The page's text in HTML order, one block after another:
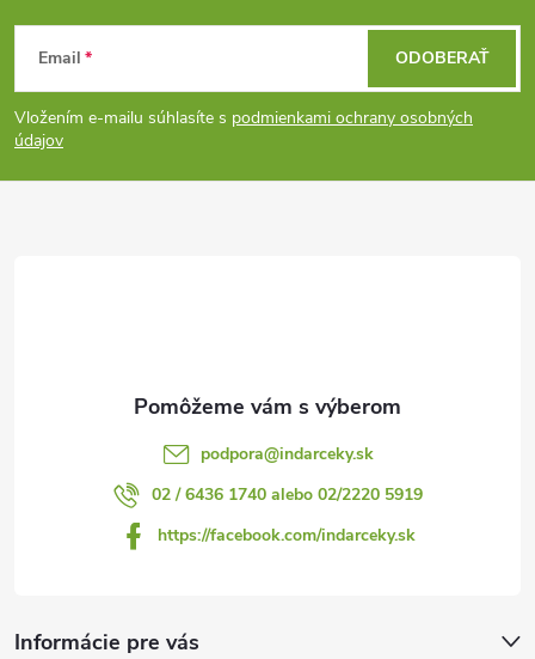
Z
á
p
Email
Vložením e-mailu súhlasíte s podmienkami ochrany osobných
údajov
ODOBERAŤ
podpora@indarceky.sk
02 / 6436 1740 alebo 02/2220 5919
https://facebook.com/indarceky.sk
Informácie pre vás